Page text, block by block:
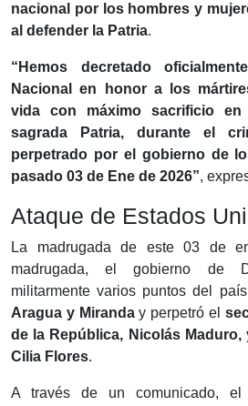
nacional por los hombres y
al defender la Patria.
“Hemos decretado
Nacional en honor a los
vida con máximo sacrificio en
sagrada Patria, durante el
perpetrado por el gobierno de
pasado 03 de Ene de 2026”,
Ataque de Estados
La madrugada de este 03 de
madrugada, el gobierno de
militarmente varios puntos del
Aragua y Miranday perpetró el
de la República, Nicolás Maduro,
Cilia Flores.
A través de un comunicado, el